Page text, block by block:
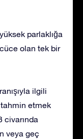
parlaklığa
olan tek bir
ilgili
tahmin etmek
civarında
veya geç